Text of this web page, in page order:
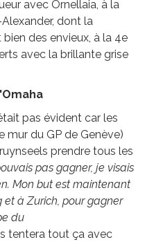
avec Ornellaia, à la
dont la
des envieux, à la 4e
avec la brillante grise
pas évident car les
mur du GP de Genève)
prendre tous les
pas gagner, je visais
Mon but est maintenant
à Zurich, pour gagner
du
tentera tout ça avec